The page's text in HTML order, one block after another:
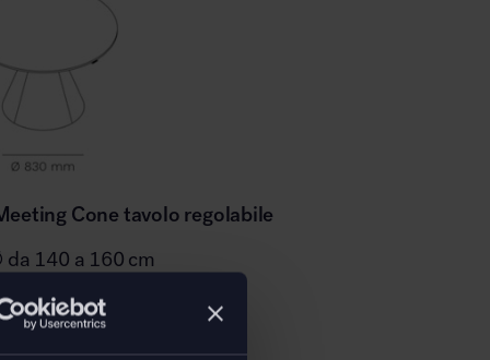
Cone tavolo regolabile
140 a 160 cm
- H. 62 cm
70/116 cm